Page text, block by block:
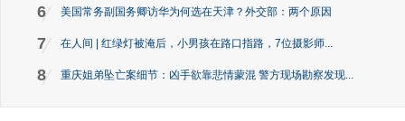
6 美国常务副国务卿访华为何选在天津？外交部：两个原因
7 在人间 | 红绿灯被淹后，小男孩在路口指路，7位摄影师...
8 重庆姐弟坠亡案细节：凶手欲靠悲情蒙混 警方现场勘察发现...